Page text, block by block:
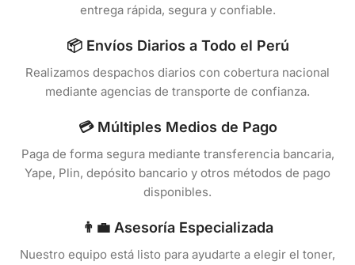
entrega rápida, segura y confiable.
📦 Envíos Diarios a Todo el Perú
Realizamos despachos diarios con cobertura nacional
mediante agencias de transporte de confianza.
💳 Múltiples Medios de Pago
Paga de forma segura mediante transferencia bancaria,
Yape, Plin, depósito bancario y otros métodos de pago
disponibles.
👨‍💼 Asesoría Especializada
Nuestro equipo está listo para ayudarte a elegir el toner,